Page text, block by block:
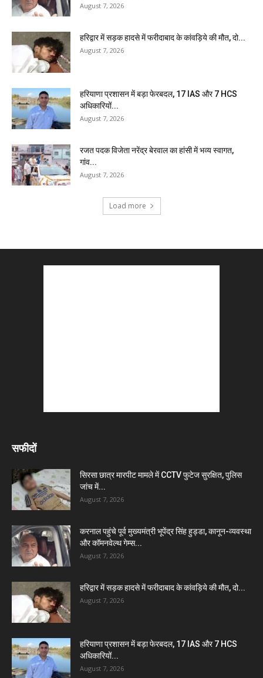
August 7, 2026
हरिद्वार में सड़क हादसे में फरीदाबाद के कांवड़िये की मौत, दो...
August 7, 2026
हरियाणा प्रशासन में बड़ा फेरबदल, 17 IAS और 7 HCS
अधिकारियों...
August 7, 2026
रजत पदक विजेता नरेंद्र बेरवाल का हांसी में भव्य स्वागत,
गांव...
August 7, 2026
Load more
सफीदों
सिरसा छात्र मारपीट मामले में CCTV फुटेज सुरक्षित, पुलिस
जांच में...
August 7, 2026
करनाल पहुंचे पूर्व मुख्यमंत्री भूपेंद्र सिंह हुड्डा, कानून-व्यवस्था
और कॉमनवेल्थ गेम्स...
August 7, 2026
हरिद्वार में सड़क हादसे में फरीदाबाद के कांवड़िये की मौत, दो...
August 7, 2026
हरियाणा प्रशासन में बड़ा फेरबदल, 17 IAS और 7 HCS
अधिकारियों...
August 7, 2026